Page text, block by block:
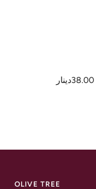
OLIVE TREE